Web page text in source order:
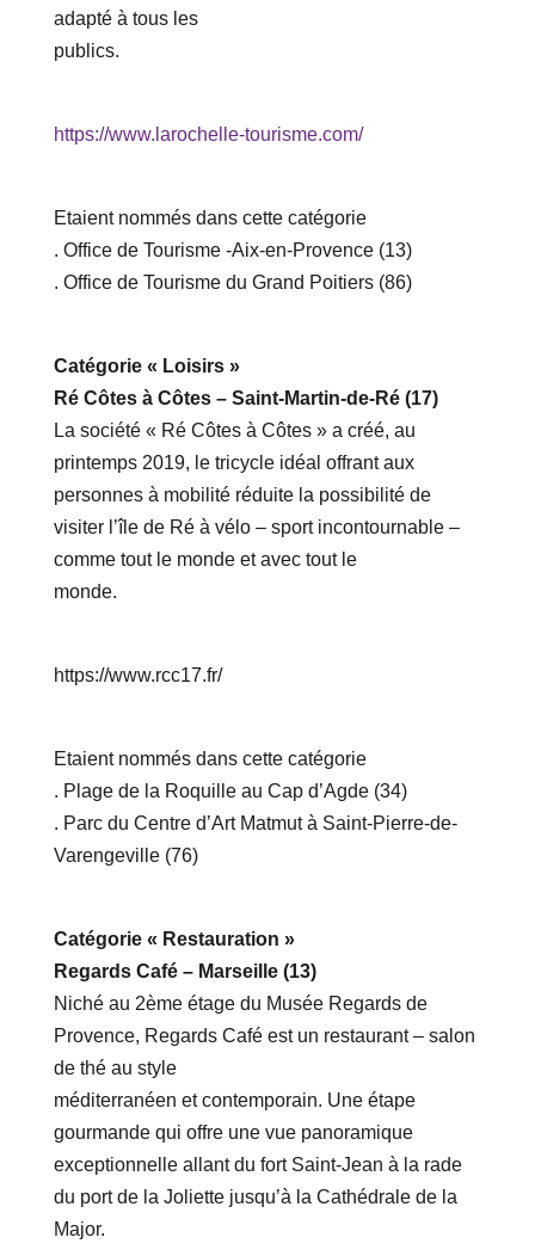
adapté à tous les
publics.
https://www.larochelle-tourisme.com/
Etaient nommés dans cette catégorie
. Office de Tourisme -Aix-en-Provence (13)
. Office de Tourisme du Grand Poitiers (86)
Catégorie « Loisirs »
Ré Côtes à Côtes – Saint-Martin-de-Ré (17)
La société « Ré Côtes à Côtes » a créé, au
printemps 2019, le tricycle idéal offrant aux
personnes à mobilité réduite la possibilité de
visiter l’île de Ré à vélo – sport incontournable –
comme tout le monde et avec tout le
monde.
https://www.rcc17.fr/
Etaient nommés dans cette catégorie
. Plage de la Roquille au Cap d’Agde (34)
. Parc du Centre d’Art Matmut à Saint-Pierre-de-
Varengeville (76)
Catégorie « Restauration »
Regards Café – Marseille (13)
Niché au 2ème étage du Musée Regards de
Provence, Regards Café est un restaurant – salon
de thé au style
méditerranéen et contemporain. Une étape
gourmande qui offre une vue panoramique
exceptionnelle allant du fort Saint-Jean à la rade
du port de la Joliette jusqu’à la Cathédrale de la
Major.